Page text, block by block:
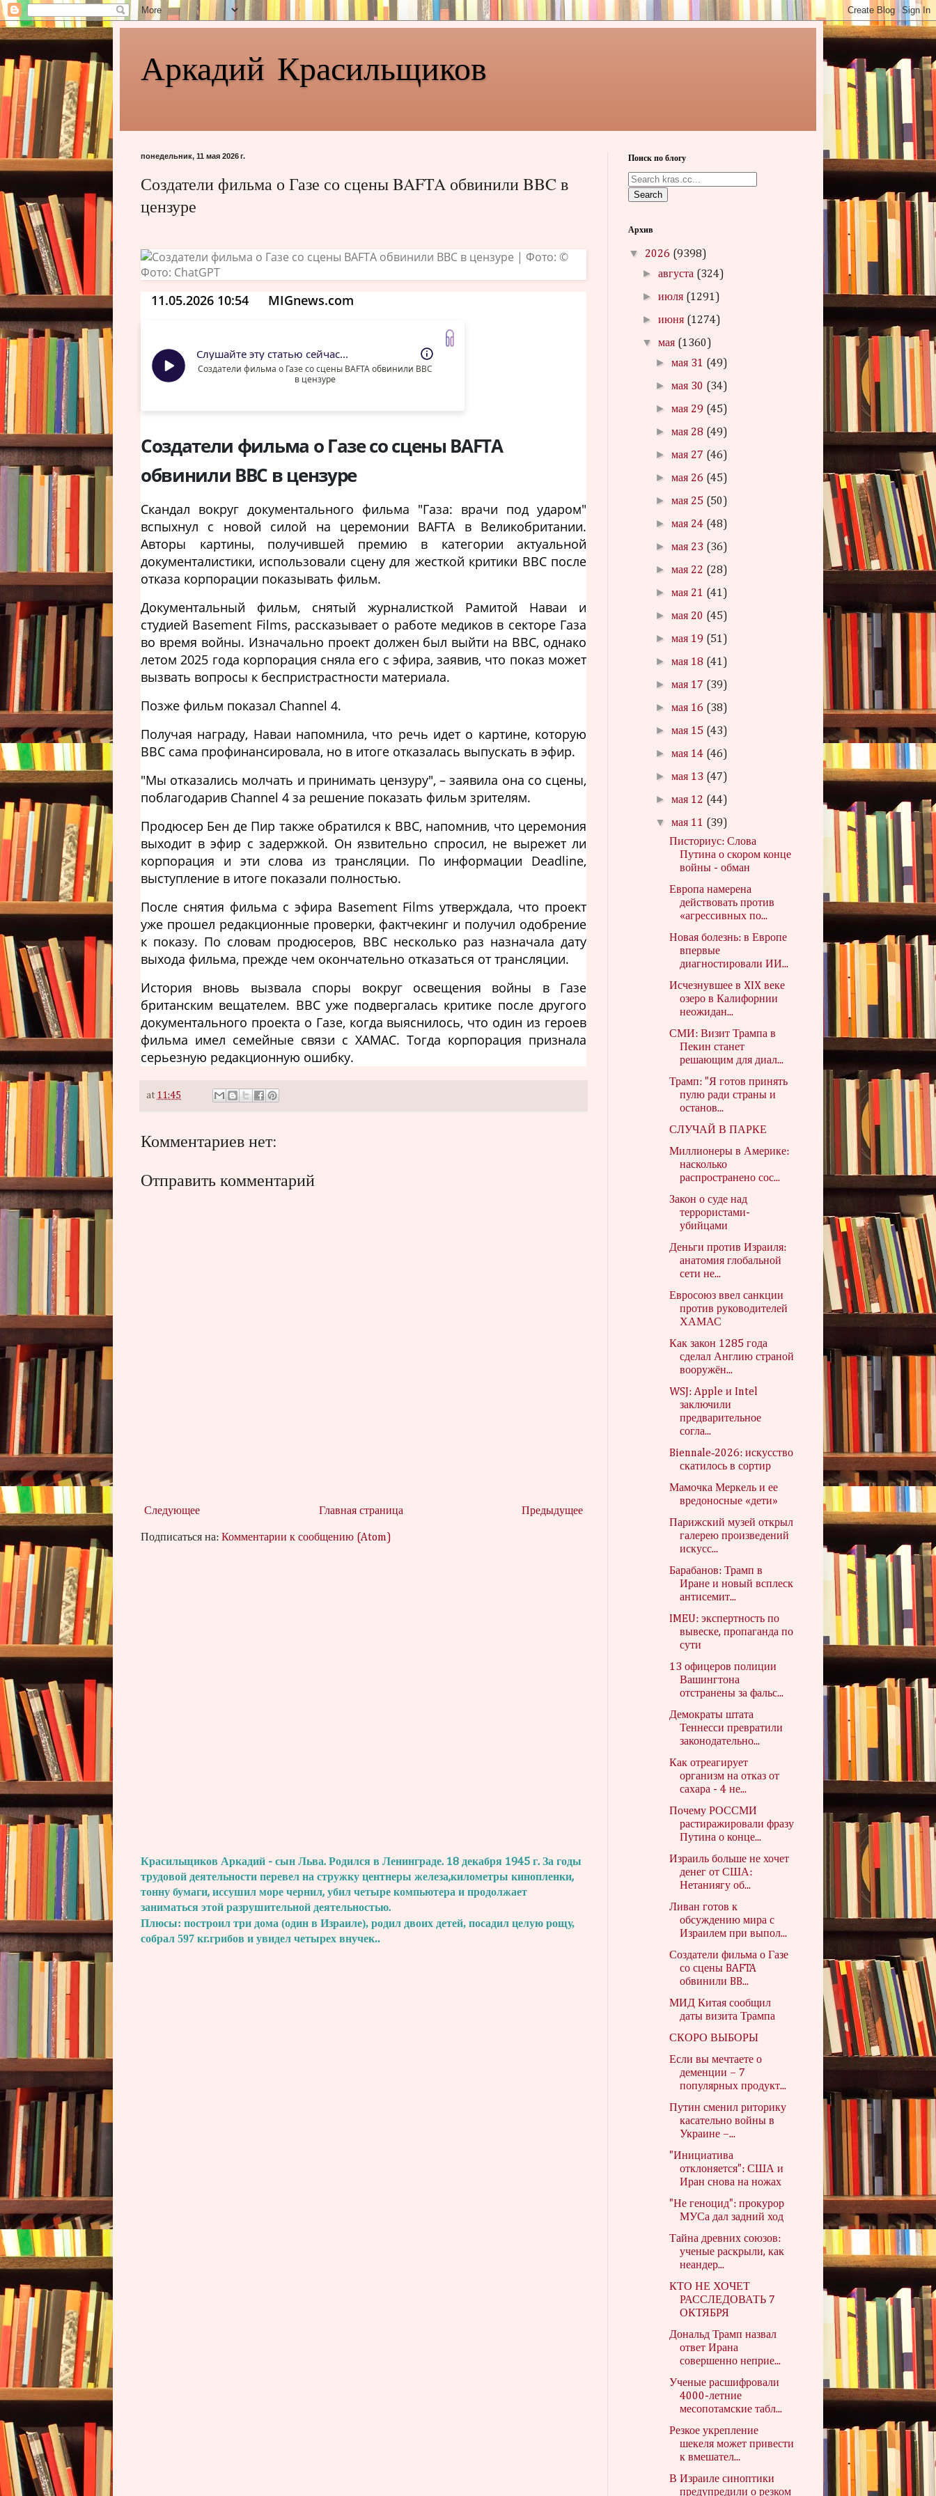
Аркадий Красильщиков
понедельник, 11 мая 2026 г.
Создатели фильма о Газе со сцены BAFTA обвинили BBC в
цензуре
11.05.2026 10:54 MIGnews.com
Слушайте эту статью сейчас...
Создатели фильма о Газе со сцены BAFTA обвинили BBC
в цензуре
Создатели фильма о Газе со сцены BAFTA
обвинили BBC в цензуре
Скандал вокруг документального фильма "Газа: врачи под ударом"
вспыхнул с новой силой на церемонии BAFTA в Великобритании.
Авторы картины, получившей премию в категории актуальной
документалистики, использовали сцену для жесткой критики BBC после
отказа корпорации показывать фильм.
Документальный фильм, снятый журналисткой Рамитой Наваи и
студией Basement Films, рассказывает о работе медиков в секторе Газа
во время войны. Изначально проект должен был выйти на BBC, однако
летом 2025 года корпорация сняла его с эфира, заявив, что показ может
вызвать вопросы к беспристрастности материала.
Позже фильм показал Channel 4.
Получая награду, Наваи напомнила, что речь идет о картине, которую
BBC сама профинансировала, но в итоге отказалась выпускать в эфир.
"Мы отказались молчать и принимать цензуру", – заявила она со сцены,
поблагодарив Channel 4 за решение показать фильм зрителям.
Продюсер Бен де Пир также обратился к BBC, напомнив, что церемония
выходит в эфир с задержкой. Он язвительно спросил, не вырежет ли
корпорация и эти слова из трансляции. По информации Deadline,
выступление в итоге показали полностью.
После снятия фильма с эфира Basement Films утверждала, что проект
уже прошел редакционные проверки, фактчекинг и получил одобрение
к показу. По словам продюсеров, BBC несколько раз назначала дату
выхода фильма, прежде чем окончательно отказаться от трансляции.
История вновь вызвала споры вокруг освещения войны в Газе
британским вещателем. BBC уже подвергалась критике после другого
документального проекта о Газе, когда выяснилось, что один из героев
фильма имел семейные связи с ХАМАС. Тогда корпорация признала
серьезную редакционную ошибку.
at 11:45
Комментариев нет:
Отправить комментарий
Следующее Предыдущее
Главная страница
Подписаться на: Комментарии к сообщению (Atom)
Красильщиков Аркадий - сын Льва. Родился в Ленинграде. 18 декабря 1945 г. За годы
трудовой деятельности перевел на стружку центнеры железа,километры кинопленки,
тонну бумаги, иссушил море чернил, убил четыре компьютера и продолжает
заниматься этой разрушительной деятельностью.
Плюсы: построил три дома (один в Израиле), родил двоих детей, посадил целую рощу,
собрал 597 кг.грибов и увидел четырех внучек..
Поиск по блогу
Search
Архив
▼ 2026 (9398)
►августа (324)
►июля (1291)
►июня (1274)
▼мая (1360)
►мая 31 (49)
►мая 30 (34)
►мая 29 (45)
►мая 28 (49)
►мая 27 (46)
►мая 26 (45)
►мая 25 (50)
►мая 24 (48)
►мая 23 (36)
►мая 22 (28)
►мая 21 (41)
►мая 20 (45)
►мая 19 (51)
►мая 18 (41)
►мая 17 (39)
►мая 16 (38)
►мая 15 (43)
►мая 14 (46)
►мая 13 (47)
►мая 12 (44)
▼мая 11 (39)
Писториус: Слова
Путина о скором конце
войны - обман
Европа намерена
действовать против
«агрессивных по...
Новая болезнь: в Европе
впервые
диагностировали ИИ...
Исчезнувшее в XIX веке
озеро в Калифорнии
неожидан...
СМИ: Визит Трампа в
Пекин станет
решающим для диал...
Трамп: "Я готов принять
пулю ради страны и
останов...
СЛУЧАЙ В ПАРКЕ
Миллионеры в Америке:
насколько
распространено сос...
Закон о суде над
террористами-
убийцами
Деньги против Израиля:
анатомия глобальной
сети не...
Евросоюз ввел санкции
против руководителей
ХАМАС
Как закон 1285 года
сделал Англию страной
вооружён...
WSJ: Apple и Intel
заключили
предварительное
согла...
Biennale‑2026: искусство
скатилось в сортир
Мамочка Меркель и ее
вредоносные «дети»
Парижский музей открыл
галерею произведений
искусс...
Барабанов: Трамп в
Иране и новый всплеск
антисемит...
IMEU: экспертность по
вывеске, пропаганда по
сути
13 офицеров полиции
Вашингтона
отстранены за фальс...
Демократы штата
Теннесси превратили
законодательно...
Как отреагирует
организм на отказ от
сахара - 4 не...
Почему РОССМИ
растиражировали фразу
Путина о конце...
Израиль больше не хочет
денег от США:
Нетаниягу об...
Ливан готов к
обсуждению мира с
Израилем при выпол...
Создатели фильма о Газе
со сцены BAFTA
обвинили BB...
МИД Китая сообщил
даты визита Трампа
СКОРО ВЫБОРЫ
Если вы мечтаете о
деменции – 7
популярных продукт...
Путин сменил риторику
касательно войны в
Украине –...
"Инициатива
отклоняется": США и
Иран снова на ножах
"Не геноцид": прокурор
МУСа дал задний ход
Тайна древних союзов:
ученые раскрыли, как
неандер...
КТО НЕ ХОЧЕТ
РАССЛЕДОВАТЬ 7
ОКТЯБРЯ
Дональд Трамп назвал
ответ Ирана
совершенно неприе...
Ученые расшифровали
4000-летние
месопотамские табл...
Резкое укрепление
шекеля может привести
к вмешател...
В Израиле синоптики
предупредили о резком